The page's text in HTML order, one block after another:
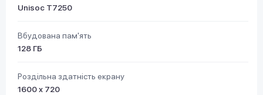
Unisoc T7250
Вбудована пам'ять
128 ГБ
Роздільна здатність екрану
1600 х 720